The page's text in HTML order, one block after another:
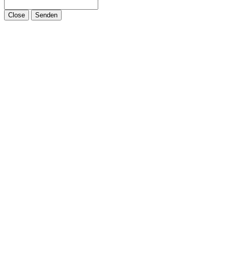
Close Senden